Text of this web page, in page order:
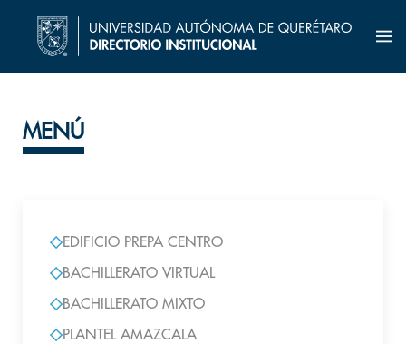
MENÚ
EDIFICIO PREPA CENTRO
BACHILLERATO VIRTUAL
BACHILLERATO MIXTO
PLANTEL AMAZCALA